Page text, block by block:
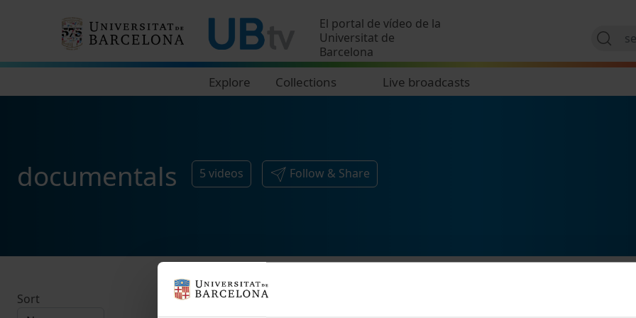
El portal de vídeo de la
Universitat de
Barcelona
Explore Collections Live broadcasts
documentals 5 videos Follow & Share
Sort